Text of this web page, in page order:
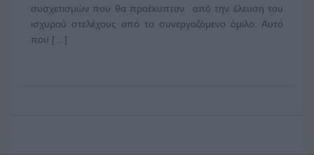
συσχετισμών που θα προέκυπταν από την έλευση του
ισχυρού στελέχους από το συνεργαζόμενο όμιλο. Αυτό
που […]